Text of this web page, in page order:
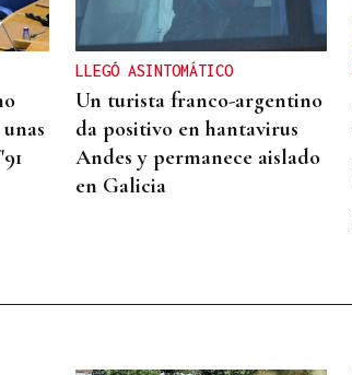
LLEGÓ ASINTOMÁTICO
Un turista franco-argentino
da positivo en hantavirus
Andes y permanece aislado
en Galicia